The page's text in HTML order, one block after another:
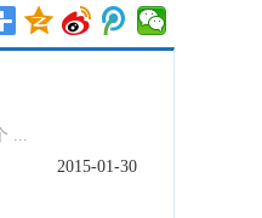
...
2015-01-30